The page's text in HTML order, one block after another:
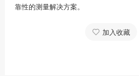
靠性的测量解决方案。
加入收藏